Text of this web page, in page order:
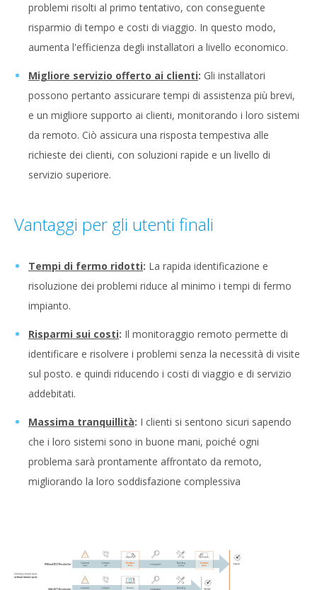
problemi risolti al primo tentativo, con conseguente
risparmio di tempo e costi di viaggio. In questo modo,
aumenta l'efficienza degli installatori a livello economico.
Migliore servizio offerto ai clienti: Gli installatori
possono pertanto assicurare tempi di assistenza più brevi,
e un migliore supporto ai clienti, monitorando i loro sistemi
da remoto. Ciò assicura una risposta tempestiva alle
richieste dei clienti, con soluzioni rapide e un livello di
servizio superiore.
Vantaggi per gli utenti finali
Tempi di fermo ridotti: La rapida identificazione e
risoluzione dei problemi riduce al minimo i tempi di fermo
impianto.
Risparmi sui costi: Il monitoraggio remoto permette di
identificare e risolvere i problemi senza la necessità di visite
sul posto. e quindi riducendo i costi di viaggio e di servizio
addebitati.
Massima tranquillità: I clienti si sentono sicuri sapendo
che i loro sistemi sono in buone mani, poiché ogni
problema sarà prontamente affrontato da remoto,
migliorando la loro soddisfazione complessiva